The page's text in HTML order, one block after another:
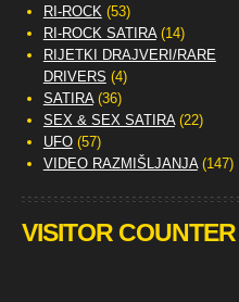
RI-ROCK(53)
RI-ROCK SATIRA(14)
RIJETKI DRAJVERI/RARE
DRIVERS (4)
SATIRA(36)
SEX & SEX SATIRA(22)
UFO(57)
VIDEO RAZMIŠLJANJA(147)
VISITOR COUNTER